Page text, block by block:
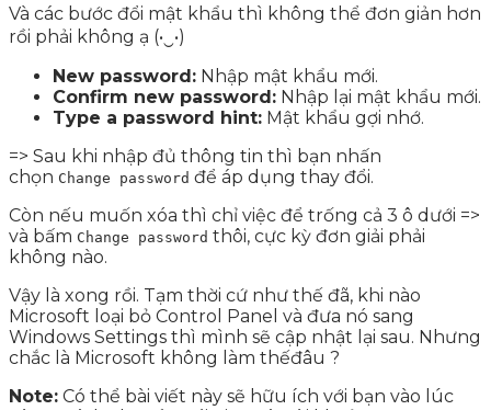
Và các bước đổi mật khẩu thì không thể đơn giản hơn
rồi phải không ạ (•‿•)
New password: Nhập mật khẩu mới.
Confirm new password: Nhập lại mật khẩu mới.
Type a password hint: Mật khẩu gợi nhớ.
=> Sau khi nhập đủ thông tin thì bạn nhấn
chọn Change password để áp dụng thay đổi.
Còn nếu muốn xóa thì chỉ việc để trống cả 3 ô dưới =>
và bấm Change password thôi, cực kỳ đơn giải phải
không nào.
Vậy là xong rồi. Tạm thời cứ như thế đã, khi nào
Microsoft loại bỏ Control Panel và đưa nó sang
Windows Settings thì mình sẽ cập nhật lại sau. Nhưng
chắc là Microsoft không làm thếđâu ?
Note: Có thể bài viết này sẽ hữu ích với bạn vào lúc